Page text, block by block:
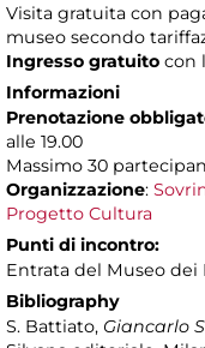
Visita gratuita con
museo secondo
Ingresso gratuito con
Informazioni
Prenotazione
alle 19.00
Massimo 30
Organizzazione:
Progetto Cultura
Punti di incontro:
Entrata del Museo dei
Bibliography
S. Battiato, Giancarlo